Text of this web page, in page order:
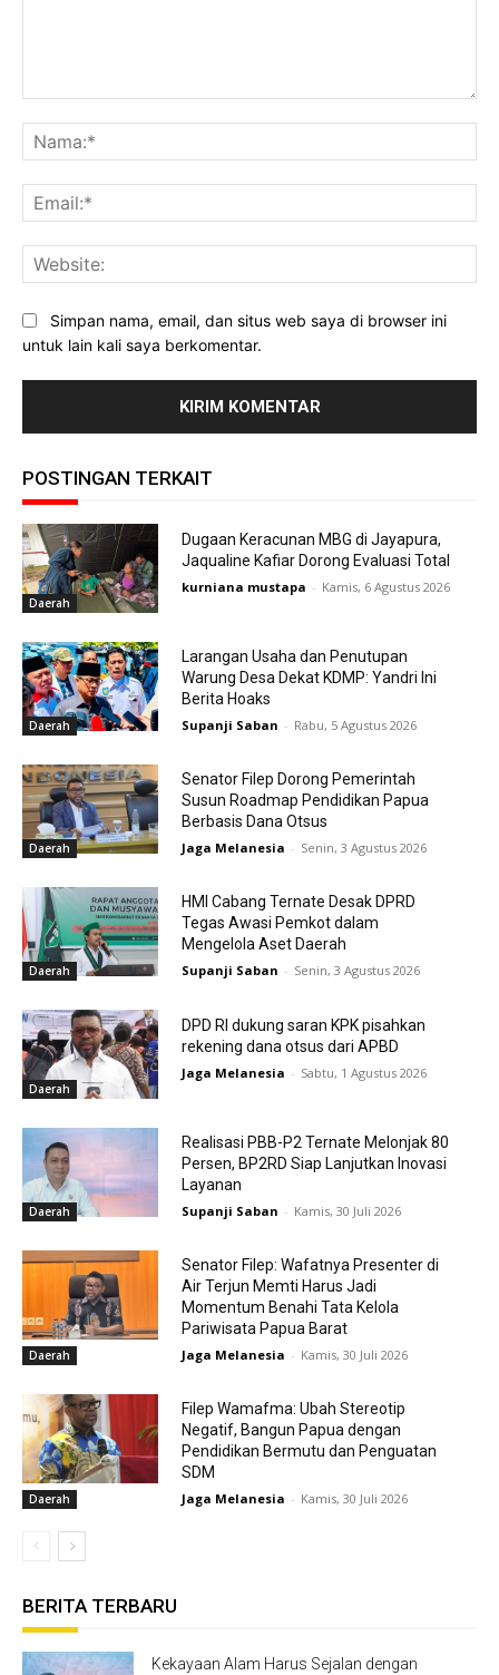
Simpan nama, email, dan situs web saya di browser ini
untuk lain kali saya berkomentar.
POSTINGAN TERKAIT
Daerah
Dugaan Keracunan MBG di Jayapura,
Jaqualine Kafiar Dorong Evaluasi Total
kurniana mustapa - Kamis, 6 Agustus 2026
Daerah
Larangan Usaha dan Penutupan
Warung Desa Dekat KDMP: Yandri Ini
Berita Hoaks
Supanji Saban - Rabu, 5 Agustus 2026
Daerah
Senator Filep Dorong Pemerintah
Susun Roadmap Pendidikan Papua
Berbasis Dana Otsus
Jaga Melanesia - Senin, 3 Agustus 2026
Daerah
HMI Cabang Ternate Desak DPRD
Tegas Awasi Pemkot dalam
Mengelola Aset Daerah
Supanji Saban - Senin, 3 Agustus 2026
Daerah
DPD RI dukung saran KPK pisahkan
rekening dana otsus dari APBD
Jaga Melanesia - Sabtu, 1 Agustus 2026
Daerah
Realisasi PBB-P2 Ternate Melonjak 80
Persen, BP2RD Siap Lanjutkan Inovasi
Layanan
Supanji Saban - Kamis, 30 Juli 2026
Daerah
Senator Filep: Wafatnya Presenter di
Air Terjun Memti Harus Jadi
Momentum Benahi Tata Kelola
Pariwisata Papua Barat
Jaga Melanesia - Kamis, 30 Juli 2026
Daerah
Filep Wamafma: Ubah Stereotip
Negatif, Bangun Papua dengan
Pendidikan Bermutu dan Penguatan
SDM
Jaga Melanesia - Kamis, 30 Juli 2026
BERITA TERBARU
Kekayaan Alam Harus Sejalan dengan